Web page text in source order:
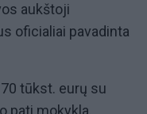
aukštoji
oficialiai pavadinta
tūkst. eurų su